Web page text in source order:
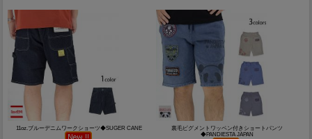
11oz.ブルーデニムワークショーツ◆SUGER CANE
裏毛ピグメントワッペン付きショートパンツ
◆PANDIESTA JAPAN